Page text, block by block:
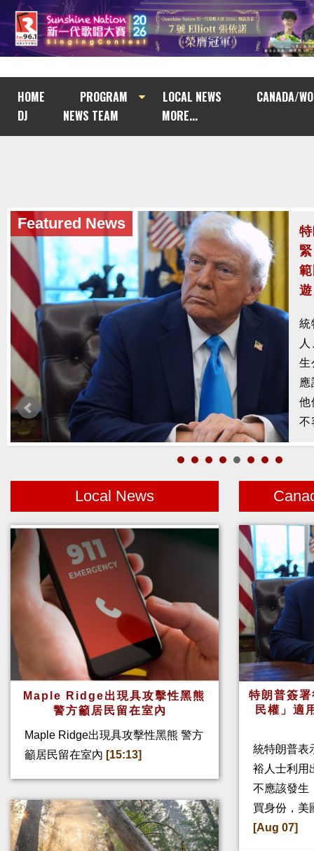
HOME PROGRAM LOCAL NEWS
CANADA/
DJ
NEWS TEAM MORE...
Featured News
統
生
他
不
Featured News
槍
示
者
Local News
Maple Ridge出現具攻擊性黑熊
警方籲居民留在室內
Maple Ridge出現具攻擊性黑熊 警方
籲居民留在室內 [15:13]
特朗普簽
民權」適
統特朗普表
裕人士利用
不應該發生
買身份，美
[Aug 07]